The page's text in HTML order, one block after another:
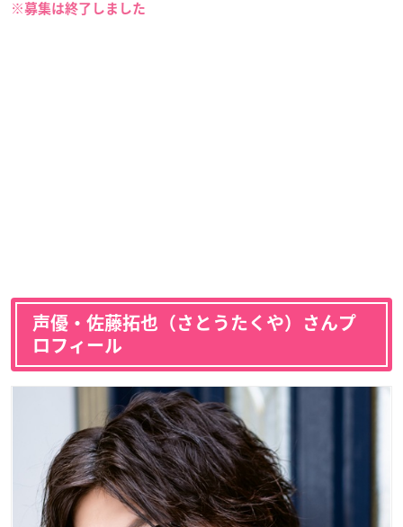
※募集は終了しました
声優・佐藤拓也（さとうたくや）さんプ
ロフィール